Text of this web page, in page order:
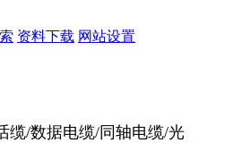
资料下载 网站设置
缆/数据电缆/同轴电缆/光